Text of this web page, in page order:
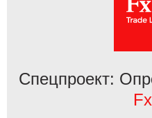
Спецпроект: